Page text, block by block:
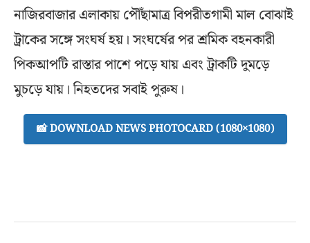
নাজিরবাজার এলাকায় পৌঁছামাত্র বিপরীতগামী মাল বোঝাই
ট্রাকের সঙ্গে সংঘর্ষ হয়। সংঘর্ষের পর শ্রমিক বহনকারী
পিকআপটি রাস্তার পাশে পড়ে যায় এবং ট্রাকটি দুমড়ে
মুচড়ে যায়। নিহতদের সবাই পুরুষ।
📸 DOWNLOAD NEWS PHOTOCARD (1080×1080)